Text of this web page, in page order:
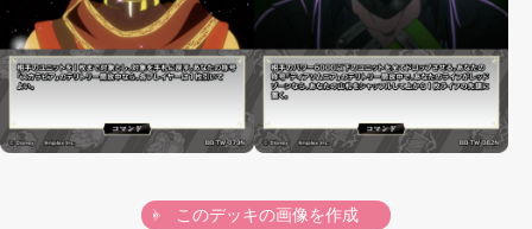
このデッキの画像を作成